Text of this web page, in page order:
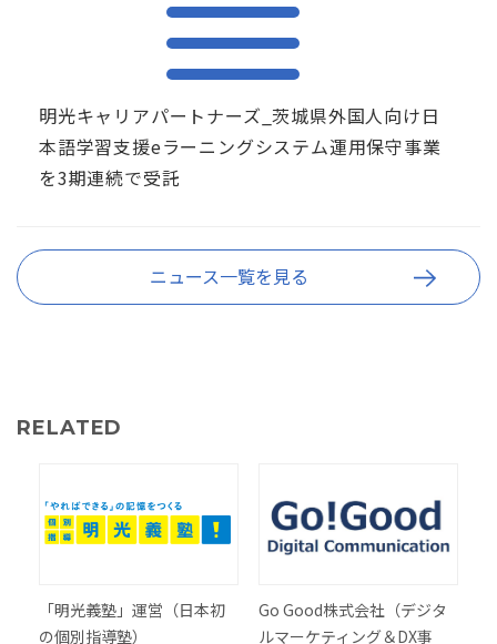
明光キャリアパートナーズ_茨城県外国人向け日
本語学習支援eラーニングシステム運用保守事業
を3期連続で受託
ニュース一覧を見る
RELATED
「明光義塾」運営（日本初
の個別指導塾）
Go Good株式会社（デジタ
ルマーケティング＆DX事